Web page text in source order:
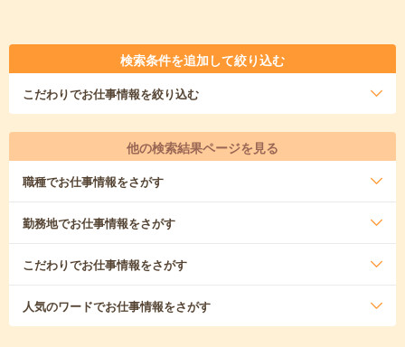
検索条件を追加して絞り込む
こだわりでお仕事情報を絞り込む
他の検索結果ページを見る
職種でお仕事情報をさがす
勤務地でお仕事情報をさがす
こだわりでお仕事情報をさがす
人気のワードでお仕事情報をさがす